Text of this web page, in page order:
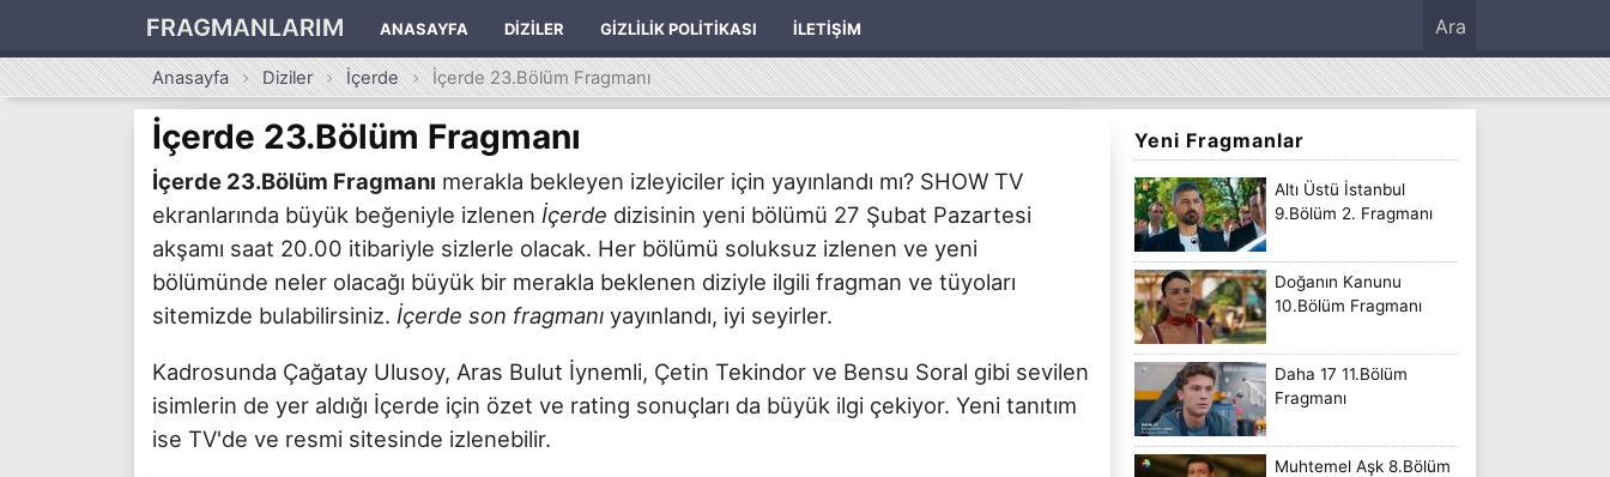
FRAGMANLARIM ANASAYFA DIZILER GIZLILIK POLITIKASI İLETIŞIM Ara
Anasayfa Diziler İçerde İçerde 23.Bölüm Fragmanı
İçerde 23.Bölüm Fragmanı
İçerde 23.Bölüm Fragmanı merakla bekleyen izleyiciler için yayınlandı mı? SHOW TV
ekranlarında büyük beğeniyle izlenen İçerde dizisinin yeni bölümü 27 Şubat Pazartesi
akşamı saat 20.00 itibariyle sizlerle olacak. Her bölümü soluksuz izlenen ve yeni
bölümünde neler olacağı büyük bir merakla beklenen diziyle ilgili fragman ve tüyoları
sitemizde bulabilirsiniz. İçerde son fragmanı yayınlandı, iyi seyirler.
Kadrosunda Çağatay Ulusoy, Aras Bulut İynemli, Çetin Tekindor ve Bensu Soral gibi sevilen
isimlerin de yer aldığı İçerde için özet ve rating sonuçları da büyük ilgi çekiyor. Yeni tanıtım
ise TV'de ve resmi sitesinde izlenebilir.
Yeni Fragmanlar
Altı Üstü İstanbul
9.Bölüm 2. Fragmanı
Doğanın Kanunu
10.Bölüm Fragmanı
Daha 17 11.Bölüm
Fragmanı
Muhtemel Aşk 8.Bölüm